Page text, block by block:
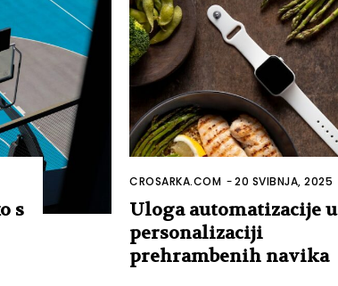
s
CROSARKA.COM -20 SVIBNJA, 2025
Uloga automatizacije u
personalizaciji
prehrambenih navika